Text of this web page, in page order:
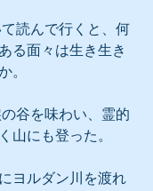
る面々は生き生き
。
山にも登った。
ヨルダン川を渡れ